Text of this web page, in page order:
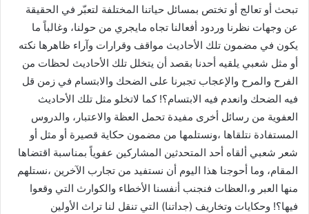
تبحث أو تعالج أو تختص بمسائل حياتنا المختلفة لتعبّر في الحقيقة
عن وجهات نظرنا وردود أفعالنا تجاه مايجري من حولنا، وغالباً ما
يكون في مضمون تلك الأحاديث مواقف وقرارات وآراء ظاهرها نكته
أو مثل شعبي يلقيه أحدنا بقصد أن يتخلل تلك الأحاديث لحظات من
الفرح والمرح والإعجاب تجبرنا على الضحك والابتسام في زمن قل
فيه الضحك وانعدم فيه الابتسام؟! كما لاتخلو مثل تلك الأحاديث
العفوية من رسائل أخرى مفيدة تحمل العظة والاعتبار، والدروس
المستفادة نتلقاها ،ونستلمها من مضمون حكاية قصيرة أو مثل أو
شعر شعبي ألقاه أحد المتحدثين المشاركين عفوياً بمناسبة اقتضاها
المقام، وما أحوجنا هذا اليوم أن نستفيد من تجارب الآخرين ،نستلهم
منها العبر و،العظات فنجنب أنفسنا الأخطاء والكوارث التي وقعوا
فيها؟! وحكايات وتخاريف (جداتنا) التي تنقل لنا تراث الأولين